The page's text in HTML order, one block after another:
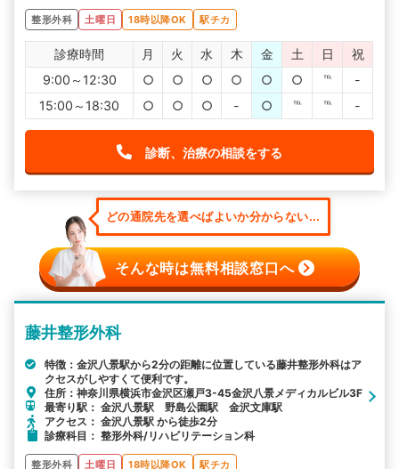
整形外科 土曜日 18時以降OK 駅チカ
診療時間 月 火 水 木 金 土 日
祝
9:00～12:30
○ ○ ○ ○ ○ ○ ℡
-
15:00～18:30
○ ○ ○ - ○ ℡ ℡ -
診断、治療の相談をする
どの通院先を選べばよいか分からない...
そんな時は無料相談窓口へ
藤井整形外科
特徴：金沢八景駅から2分の距離に位置している藤井整形外科はア
クセスがしやすくて便利です。
住所：神奈川県横浜市金沢区瀬戸3-45金沢八景メディカルビル3F
最寄り駅： 金沢八景駅 野島公園駅 金沢文庫駅
アクセス： 金沢八景駅 から徒歩2分
診療科目： 整形外科/リハビリテーション科
整形外科 土曜日 18時以降OK 駅チカ